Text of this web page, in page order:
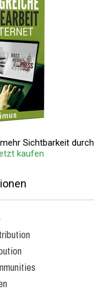
Sichtbarkeit durch
kaufen